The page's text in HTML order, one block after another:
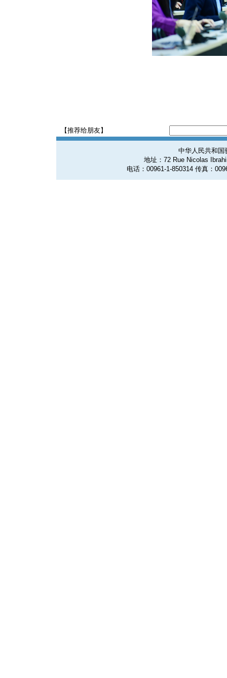
【推荐给朋友】
中华人民共和国
地址：72 Rue Nicolas
电话：00961-1-850314 传真：